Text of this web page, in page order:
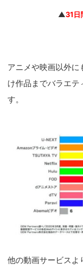
▲31日
アニメや映画以外に
け作品までバラエテ
す。
他の動画サービスよ